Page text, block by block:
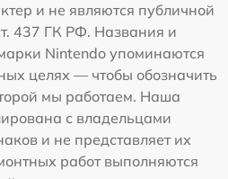
и не являются публичной
437 ГК РФ. Названия и
Nintendo упоминаются
целях — чтобы обозначить
мы работаем. Наша
с владельцами
и не представляет их
работ выполняются